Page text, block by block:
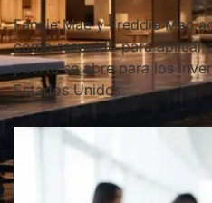
Fannie Mae y Freddie Mac
como respaldo para aplicar
puerta se abre para los
Estados Unidos.